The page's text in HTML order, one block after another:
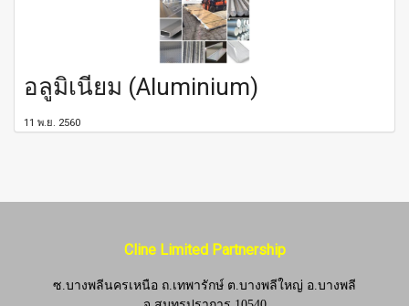
อลูมิเนียม (Aluminium)
11 พ.ย. 2560
Cline Limited Partnership
ซ.บางพลีนครเหนือ ถ.เทพารักษ์ ต.บางพลีใหญ่ อ.บางพลี